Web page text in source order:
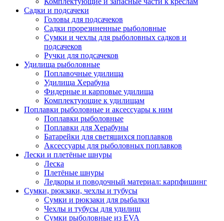
Садки и подсачеки
Головы для подсачеков
Садки прорезиненные рыболовные
Сумки и чехлы для рыболовных садков и
подсачеков
Ручки для подсачеков
Удилища рыболовные
Поплавочные удилища
Удилища Херабуна
Фидерные и карповые удилища
Комплектующие к удилищам
Поплавки рыболовные и аксессуары к ним
Поплавки рыболовные
Поплавки для Херабуны
Батарейки для светящихся поплавков
Аксессуары для рыболовных поплавков
Лески и плетёные шнуры
Леска
Плетёные шнуры
Ледкоры и поводочный материал: карпфишинг
Сумки, рюкзаки, чехлы и тубусы
Сумки и рюкзаки для рыбалки
Чехлы и тубусы для удилищ
Сумки рыболовные из EVA